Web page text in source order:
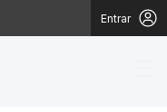
Entrar